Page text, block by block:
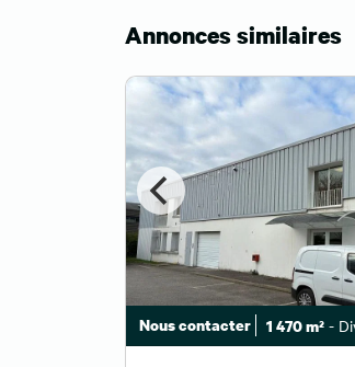
Annonces similaires
Nous contacter 1 470 m² -